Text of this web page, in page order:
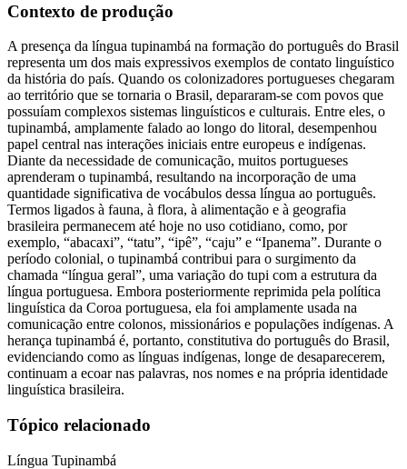
Contexto de produção
A presença da língua tupinambá na formação do português do Brasil
representa um dos mais expressivos exemplos de contato linguístico
da história do país. Quando os colonizadores portugueses chegaram
ao território que se tornaria o Brasil, depararam-se com povos que
possuíam complexos sistemas linguísticos e culturais. Entre eles, o
tupinambá, amplamente falado ao longo do litoral, desempenhou
papel central nas interações iniciais entre europeus e indígenas.
Diante da necessidade de comunicação, muitos portugueses
aprenderam o tupinambá, resultando na incorporação de uma
quantidade significativa de vocábulos dessa língua ao português.
Termos ligados à fauna, à flora, à alimentação e à geografia
brasileira permanecem até hoje no uso cotidiano, como, por
exemplo, “abacaxi”, “tatu”, “ipê”, “caju” e “Ipanema”. Durante o
período colonial, o tupinambá contribui para o surgimento da
chamada “língua geral”, uma variação do tupi com a estrutura da
língua portuguesa. Embora posteriormente reprimida pela política
linguística da Coroa portuguesa, ela foi amplamente usada na
comunicação entre colonos, missionários e populações indígenas. A
herança tupinambá é, portanto, constitutiva do português do Brasil,
evidenciando como as línguas indígenas, longe de desaparecerem,
continuam a ecoar nas palavras, nos nomes e na própria identidade
linguística brasileira.
Tópico relacionado
Língua Tupinambá